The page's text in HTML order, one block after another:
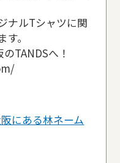
ナルTシャツに関
。
TANDSへ！
にある林ネーム